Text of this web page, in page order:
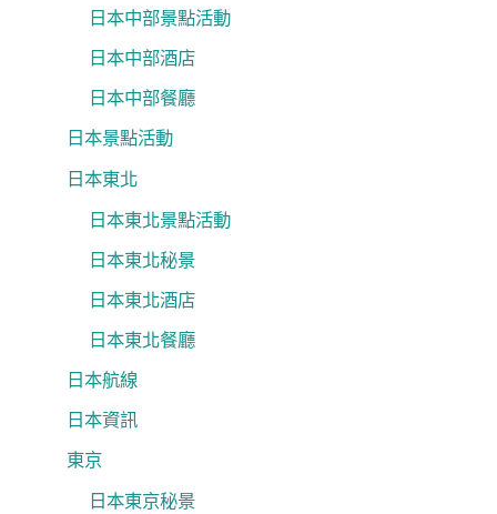
日本中部景點活動
日本中部酒店
日本中部餐廳
日本景點活動
日本東北
日本東北景點活動
日本東北秘景
日本東北酒店
日本東北餐廳
日本航線
日本資訊
東京
日本東京秘景